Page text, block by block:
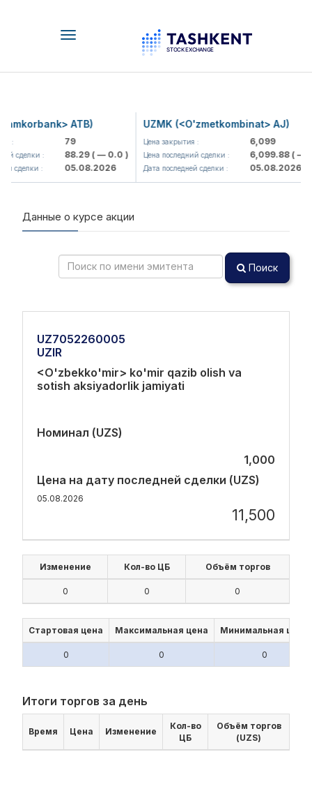
Toggle
ATB)
79
сделки : 88.29( — 0.0 )
сделки : 05.08.2026
UZMK (<O'zmetkombinat> AJ)
Цена закрытия : 6,099
Цена последний сделки : 6,099.88( —
Дата последней сделки : 05.08.2026
Данные о курсе акции
Поиск
UZ7052260005
UZIR
<O'zbekko'mir> ko'mir qazib olish va
sotish aksiyadorlik jamiyati
Номинал (UZS)
1,000
Цена на дату последней сделки (UZS)
05.08.2026
11,500
Изменение Кол-во ЦБ Объём торгов
0 0 0
Стартовая цена Максимальная цена Минимальная цена
0 0 0
Итоги торгов за день
Время Цена Изменение
Кол-во
ЦБ
Объём торгов
(UZS)